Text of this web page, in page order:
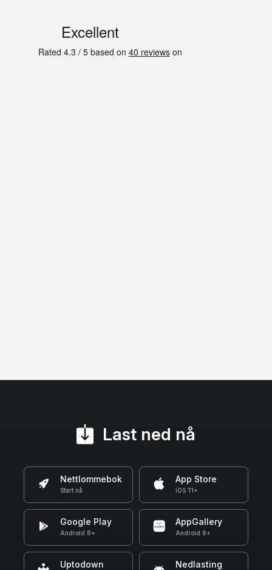
Last ned nå
Nettlommebok
Start nå
App Store
iOS 11+
Google Play
Android 8+
AppGallery
Android 8+
Uptodown Nedlasting